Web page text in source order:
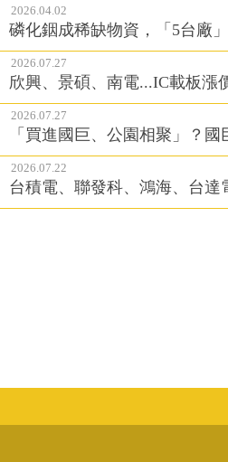
2026.04.02
磷化銦成稀缺物資，「5台廠
2026.07.27
欣興、景碩、南電...IC載板漲
2026.07.27
「買進國巨、公園相聚」？
2026.07.22
台積電、聯發科、鴻海、台達